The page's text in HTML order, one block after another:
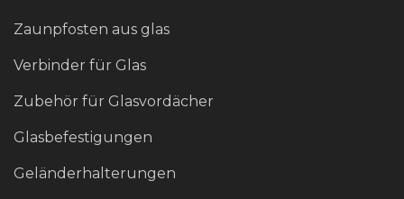
Zaunpfosten aus glas
Verbinder für Glas
Zubehör für Glasvordächer
Glasbefestigungen
Geländerhalterungen